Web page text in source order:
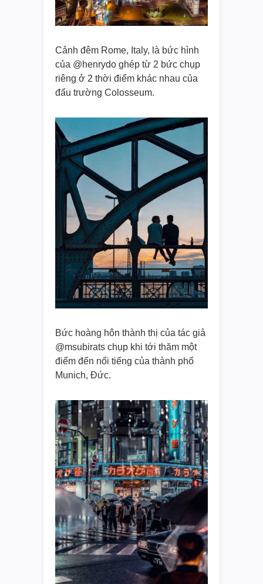
Cảnh đêm Rome, Italy, là bức hình
của @henrydo ghép từ 2 bức chụp
riêng ở 2 thời điểm khác nhau của
đấu trường Colosseum.
Bức hoàng hôn thành thị của tác giả
@msubirats chụp khi tới thăm một
điểm đến nổi tiếng của thành phố
Munich, Đức.